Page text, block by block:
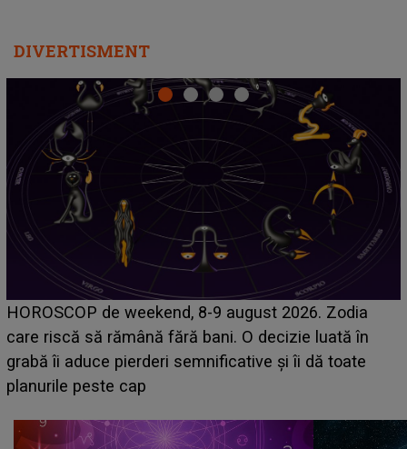
DIVERTISMENT
Emanuel a ținut ACEST DETALIU ASCUNS până
acum! În fața Alexandrei, concurentul din Casa Iubirii
face o MĂRTURISIRE NEAȘTEPTATĂ despre mama
sa: "I-am spus și ei în față, eu nu te iubesc pentru